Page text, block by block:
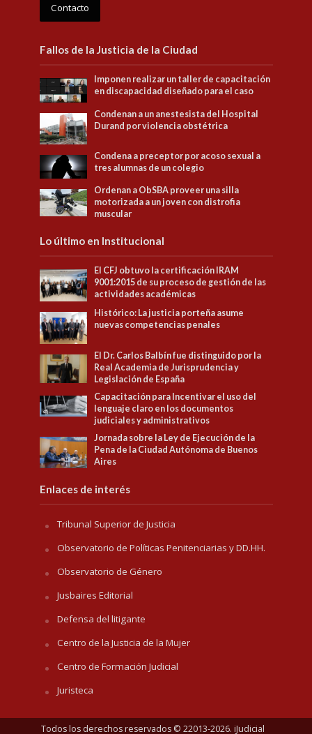
Contacto
Fallos de la Justicia de la Ciudad
Imponen realizar un taller de capacitación
en discapacidad diseñado para el caso
Condenan a un anestesista del Hospital
Durand por violencia obstétrica
Condena a preceptor por acoso sexual a
tres alumnas de un colegio
Ordenan a ObSBA proveer una silla
motorizada a un joven con distrofia
muscular
Lo último en Institucional
El CFJ obtuvo la certificación IRAM
9001:2015 de su proceso de gestión de las
actividades académicas
Histórico: La justicia porteña asume
nuevas competencias penales
El Dr. Carlos Balbín fue distinguido por la
Real Academia de Jurisprudencia y
Legislación de España
Capacitación para Incentivar el uso del
lenguaje claro en los documentos
judiciales y administrativos
Jornada sobre la Ley de Ejecución de la
Pena de la Ciudad Autónoma de Buenos
Aires
Enlaces de interés
Tribunal Superior de Justicia
Observatorio de Políticas Penitenciarias y DD.HH.
Observatorio de Género
Jusbaires Editorial
Defensa del litigante
Centro de la Justicia de la Mujer
Centro de Formación Judicial
Juristeca
Todos los derechos reservados © 22013-2026. iJudicial